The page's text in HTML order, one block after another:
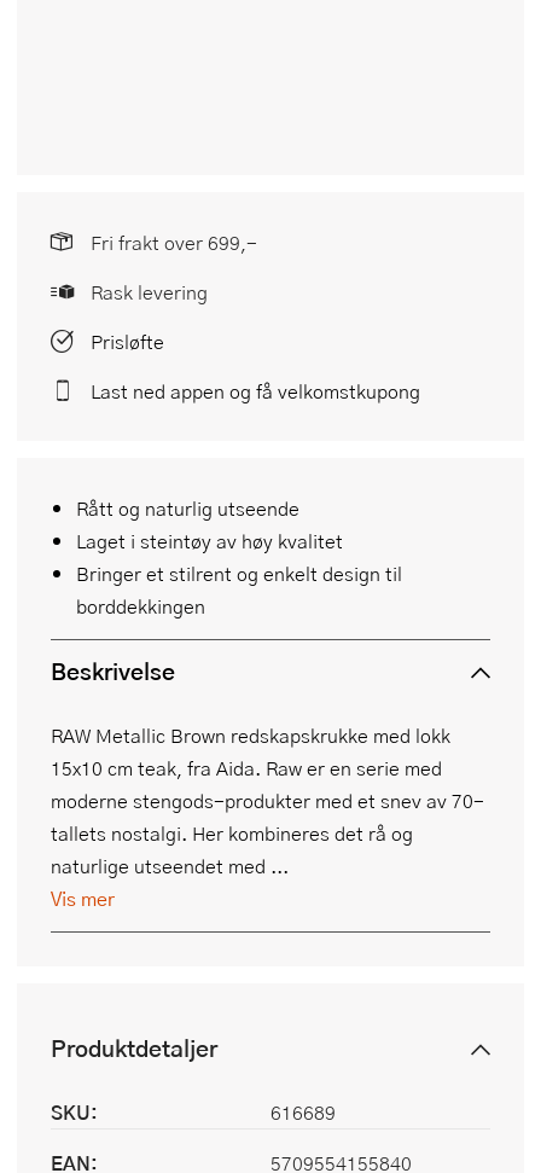
Rått og naturlig utseende
Laget i steintøy av høy kvalitet
Bringer et stilrent og enkelt design til
borddekkingen
Beskrivelse
RAW Metallic Brown redskapskrukke med lokk
15x10 cm teak, fra Aida. Raw er en serie med
moderne stengods-produkter med et snev av 70-
tallets nostalgi. Her kombineres det rå og
naturlige utseendet med ...
Vis mer
Fri frakt over 699,-
Rask levering
Prisløfte
Last ned appen og få velkomstkupong
Produktdetaljer
SKU:
616689
EAN:
5709554155840